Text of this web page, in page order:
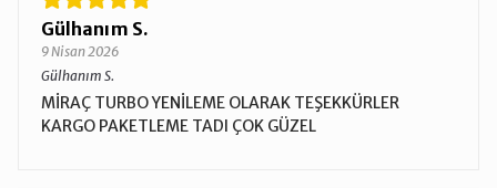
Gülhanım S.
9 Nisan 2026
Gülhanım S.
MİRAÇ TURBO YENİLEME OLARAK TEŞEKKÜRLER
KARGO PAKETLEME TADI ÇOK GÜZEL